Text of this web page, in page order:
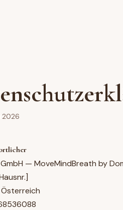
2026
— MoveMindBreath by
Österreich